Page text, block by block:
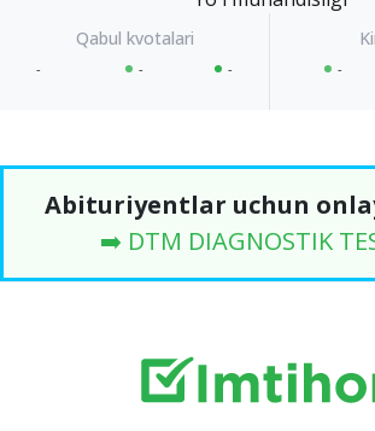
- - - -
Abituriyentlar uchun
➡️ DTM DIAGNOSTIK